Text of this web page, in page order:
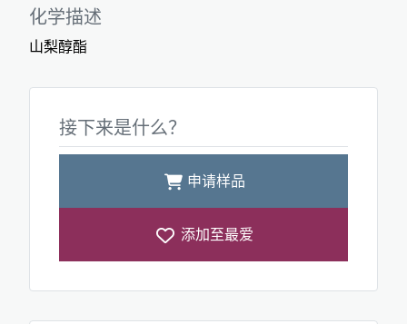
化学描述
山梨醇酯
接下来是什么？
申请样品
添加至最爱